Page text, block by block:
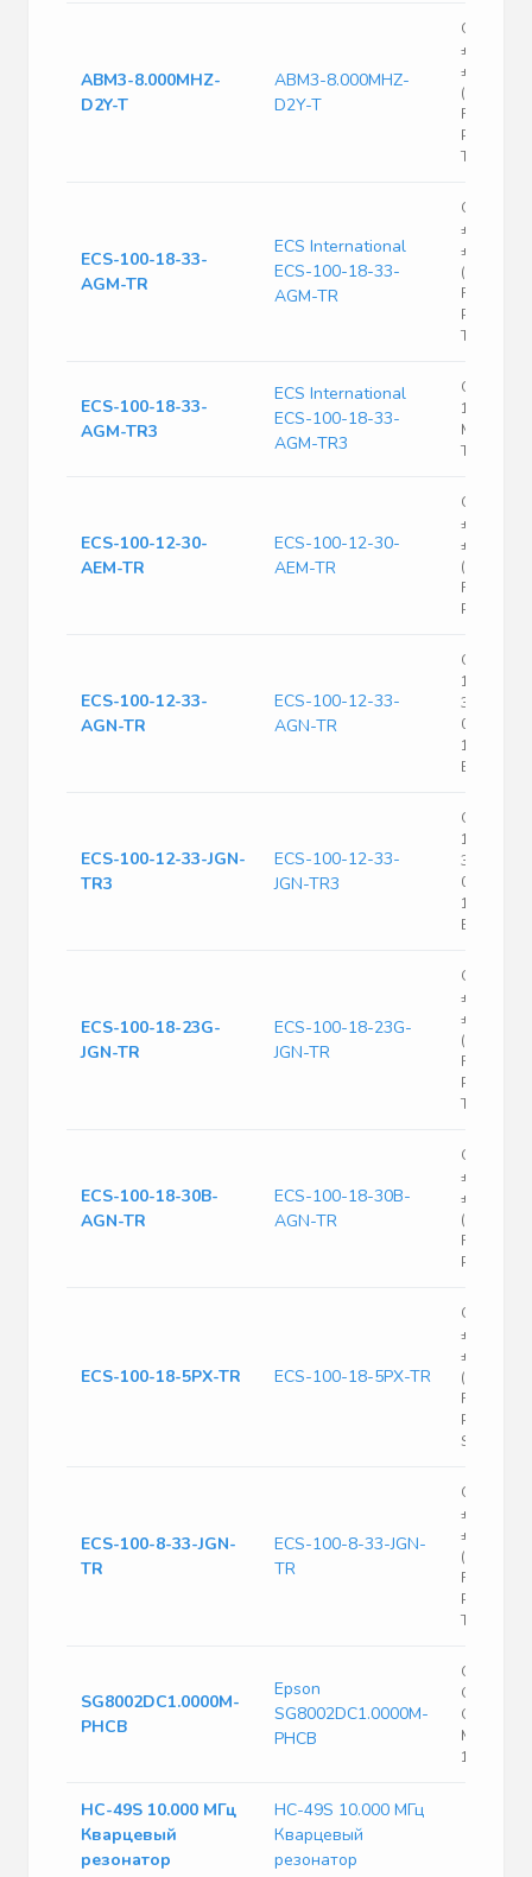
ABM3-8.000MHZ-
D2Y-T
ABM3-8.000MHZ-
D2Y-T
Crystal
±20ppm
±30ppm
(Stability)
FUND
Pin Mini-
T/R
ECS-100-18-33-
AGM-TR
ECS International
ECS-100-18-33-
AGM-TR
Crystal
±25ppm
±30ppm
(Stability)
FUND
Pin Mini-
T/R
ECS-100-18-33-
AGM-TR3
ECS International
ECS-100-18-33-
AGM-TR3
Crystal
18pF 4-
Miniature
T/R
ECS-100-12-30-
AEM-TR
ECS-100-12-30-
AEM-TR
Crystal
±25ppm
±50ppm
(Stability)
FUND
Pin Mini-
ECS-100-12-33-
AGN-TR
ECS-100-12-33-
AGN-TR
Crystal,
10 MHz,
3.2mm x
0.8mm,
12 pF, 25
ECX-32
ECS-100-12-33-JGN-
TR3
ECS-100-12-33-
JGN-TR3
Crystal,
10 MHz,
3.2mm x
0.8mm,
12 pF, 20
ECX-32
ECS-100-18-23G-
JGN-TR
ECS-100-18-23G-
JGN-TR
Crystal
±20ppm
±30ppm
(Stability)
FUND
Pin Mini-
T/R
ECS-100-18-30B-
AGN-TR
ECS-100-18-30B-
AGN-TR
Crystal
±25ppm
±30ppm
(Stability)
FUND
Pin Mini-
ECS-100-18-5PX-TR ECS-100-18-5PX-TR
Crystal
±30ppm
±50ppm
(Stability)
FUND
Pin HC-
SMD T/R
ECS-100-8-33-JGN-
TR
ECS-100-8-33-JGN-
TR
Crystal
±20ppm
±30ppm
(Stability)
FUND
Pin Mini-
T/R
SG8002DC1.0000M-
PHCB
Epson
SG8002DC1.0000M-
PHCB
CMOS/TTL
Output
Min,
1MHz
HC-49S 10.000 МГц
Кварцевый
резонатор
HC-49S 10.000 МГц
Кварцевый
резонатор